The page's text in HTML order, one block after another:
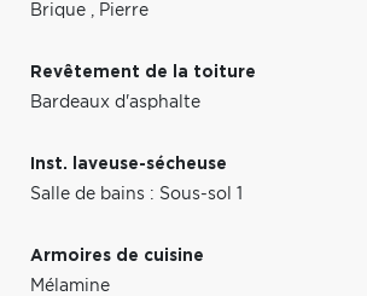
Brique , Pierre
Revêtement de la toiture
Bardeaux d'asphalte
Inst. laveuse-sécheuse
Salle de bains : Sous-sol 1
Armoires de cuisine
Mélamine